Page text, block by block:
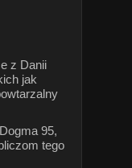
z Danii
jak
95,
tego